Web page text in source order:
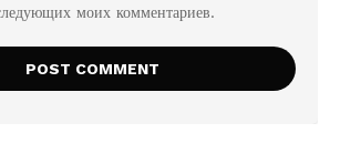
моих комментариев.